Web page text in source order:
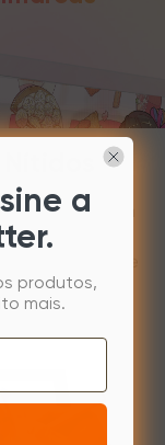
em
imagens
fidelidade.
a
produtos,
mais.